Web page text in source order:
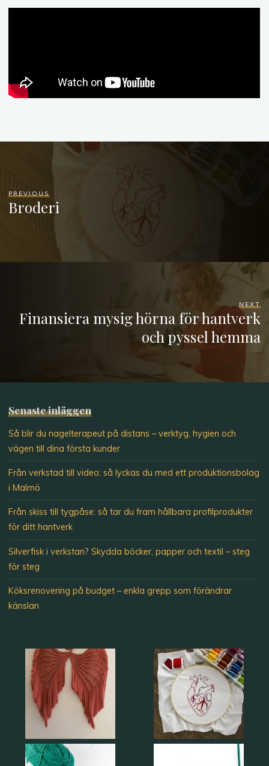
PREVIOUS
Broderi
NEXT
Finansiera mysig hörna för hantverk
och pyssel hemma
Senaste inläggen
Så blir du nagelterapeut på distans – verktyg, hygien och
vägen till dina första kunder
Från verkstad till video: så lyckas du med ett produktionsbolag
i Malmö
Från skiss till tygpåse: så tar du fram hållbara profilprodukter
för ditt hantverk
Silverfisk i verkstan? Skydda böcker, papper och textil – steg
för steg
Köksrenovering på budget – enkla grepp som förändrar
känslan